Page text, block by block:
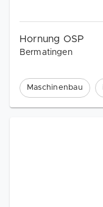
Hornung OSP
Bermatingen
Maschinenbau